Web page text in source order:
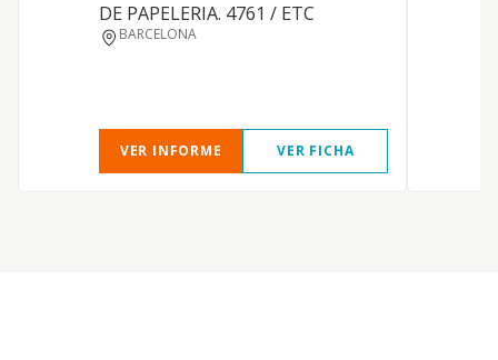
DE PAPELERIA. 4761 / ETC
BARCELONA
VER INFORME VER FICHA